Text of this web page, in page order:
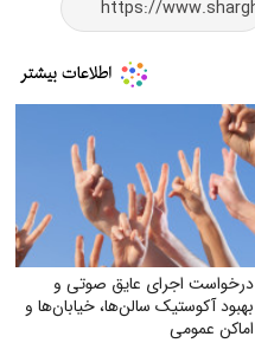
درخواست اجرای عایق صوتی و
بهبود آکوستیک سالن‌ها، خیابان‌ها و
اماکن عمومی